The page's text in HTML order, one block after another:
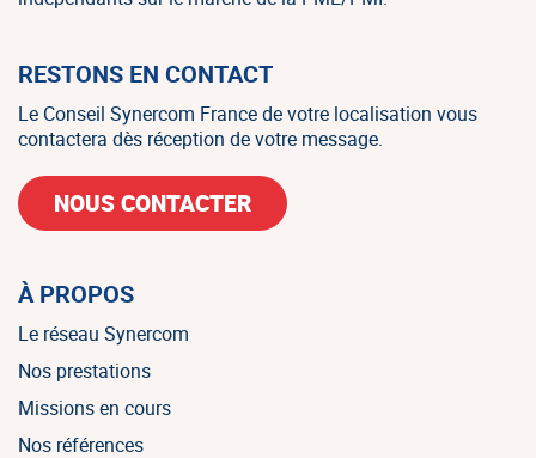
RESTONS EN CONTACT
Le Conseil Synercom France de votre localisation vous
contactera dès réception de votre message.
NOUS CONTACTER
À PROPOS
Le réseau Synercom
Nos prestations
Missions en cours
Nos références